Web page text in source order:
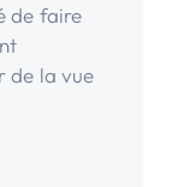
de faire
de la vue